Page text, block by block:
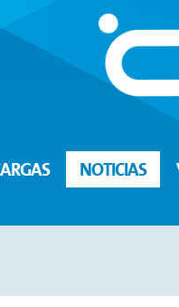
NOTICIAS